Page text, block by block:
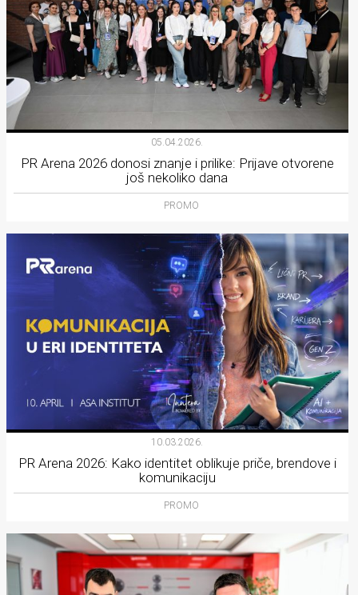
05.04.2026.
PR Arena 2026 donosi znanje i prilike: Prijave otvorene
još nekoliko dana
PROMO
10.03.2026.
PR Arena 2026: Kako identitet oblikuje priče, brendove i
komunikaciju
PROMO